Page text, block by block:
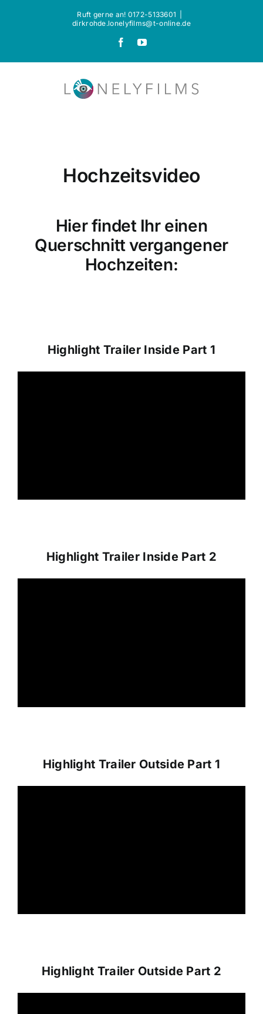
Ruft gerne an! 0172-5133601
dirkrohde.lonelyfilms@t-online.de
FacebookYouTube
Hochzeitsvideo
Hier findet Ihr einen
Querschnitt vergangener
Hochzeiten:
Highlight Trailer Inside Part 1
Highlight Trailer Inside Part 2
Highlight Trailer Outside Part 1
Highlight Trailer Outside Part 2